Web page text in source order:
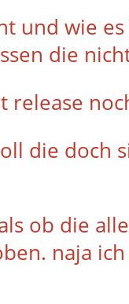
und wie
die
release
die doch
ob die
naja